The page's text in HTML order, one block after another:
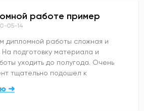
работе пример
05-14
дипломной работы сложная и
На подготовку материала и
уходить до полугода. Очень
тщательно подошел к
➜